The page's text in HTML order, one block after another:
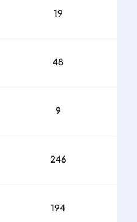
19
48
9
246
194